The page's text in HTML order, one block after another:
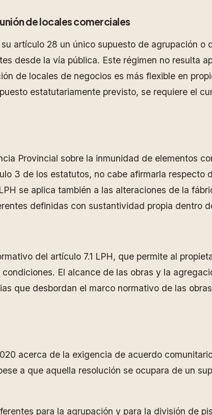
de locales comerciales
artículo 28 un único supuesto de agrupación
desde la vía pública. Este régimen no resulta
de locales de negocios es más flexible en
estatutariamente previsto, se requiere el
Provincial sobre la inmunidad de elementos
3 de los estatutos, no cabe afirmarla
se aplica también a las alteraciones de la
definidas con sustantividad propia dentro
del artículo 7.1 LPH, que permite al
El alcance de las obras y la
que desbordan el marco normativo de las
acerca de la exigencia de acuerdo
a que aquella resolución se ocupara de un
para la agrupación y para la división de